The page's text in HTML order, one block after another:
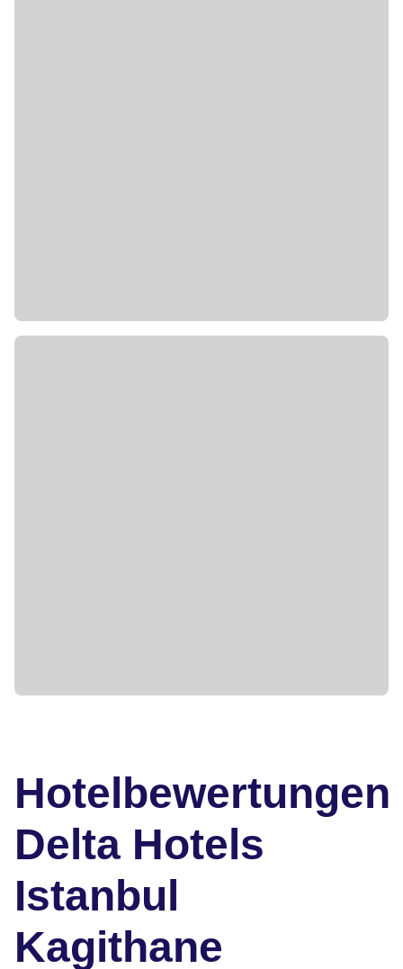
Hotelbewertungen
Delta Hotels
Istanbul
Kagithane